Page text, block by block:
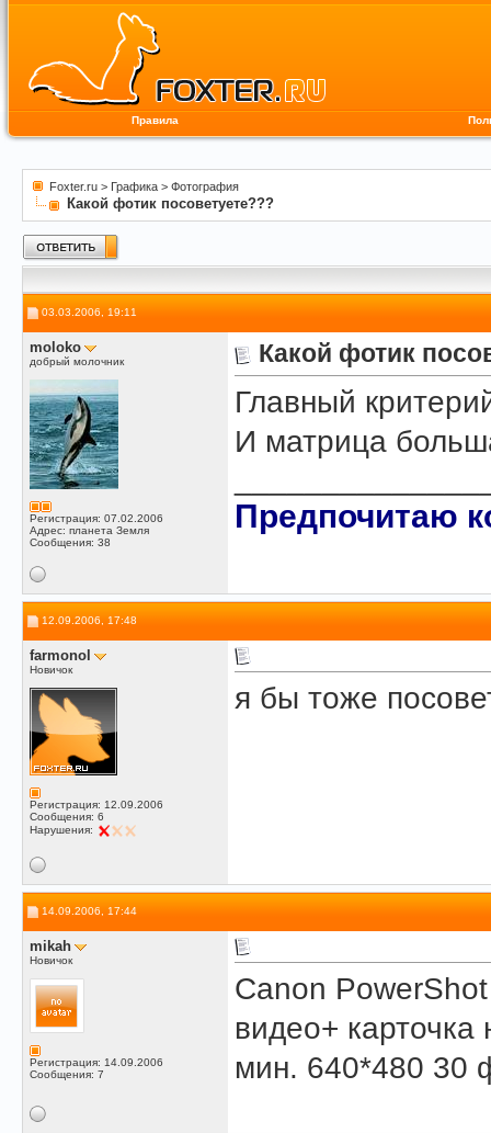
Правила
Foxter.ru > Графика > Фотография
Какой фотик посоветуете???
03.03.2006, 19:11
moloko
добрый молочник
Регистрация: 07.02.2006
Адрес: планета Земля
Сообщения: 38
Какой фотик
Главный
И матрица
Предпочитаю
12.09.2006, 17:48
farmonol
Новичок
Регистрация: 12.09.2006
Сообщения: 6
Нарушения:
я бы тоже
14.09.2006, 17:44
mikah
Новичок
Регистрация: 14.09.2006
Сообщения: 7
Canon
видео+ карточка
мин. 640*480 30